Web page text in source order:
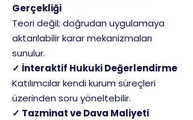
Gerçekliği
Teori değil; doğrudan uygulamaya
aktarılabilir karar mekanizmaları
sunulur.
✓ İnteraktif Hukuki Değerlendirme
Katılımcılar kendi kurum süreçleri
üzerinden soru yöneltebilir.
✓ Tazminat ve Dava Maliyeti